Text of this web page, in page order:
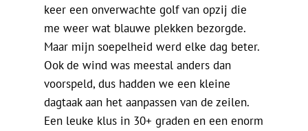
keer een onverwachte golf van opzij die
me weer wat blauwe plekken bezorgde.
Maar mijn soepelheid werd elke dag beter.
Ook de wind was meestal anders dan
voorspeld, dus hadden we een kleine
dagtaak aan het aanpassen van de zeilen.
Een leuke klus in 30+ graden en een enorm